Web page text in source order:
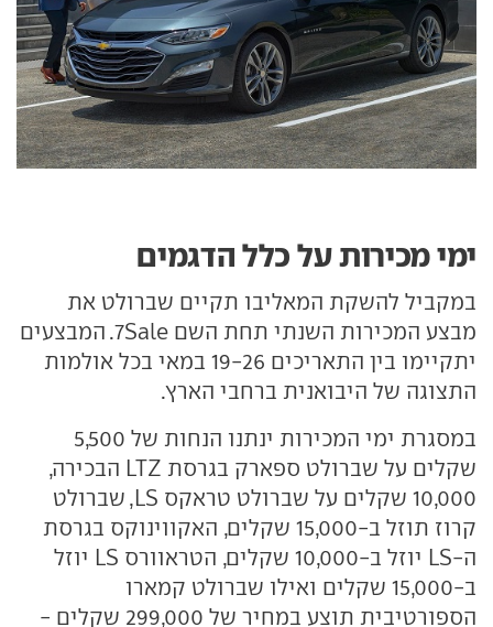
ימי מכירות על כלל הדגמים
במקביל להשקת המאליבו תקיים שברולט את
מבצע המכירות השנתי תחת השם 7Sale. המבצעים
יתקיימו בין התאריכים 19-26 במאי בכל אולמות
התצוגה של היבואנית ברחבי הארץ.
במסגרת ימי המכירות ינתנו הנחות של 5,500
שקלים על שברולט ספארק בגרסת LTZ הבכירה,
10,000 שקלים על שברולט טראקס LS, שברולט
קרוז תוזל ב-15,000 שקלים, האקווינוקס בגרסת
ה-LS יוזל ב-10,000 שקלים, הטראוורס LS יוזל
ב-15,000 שקלים ואילו שברולט קמארו
הספורטיבית תוצע במחיר של 299,000 שקלים -